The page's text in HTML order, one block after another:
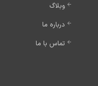
وبلاگ
درباره ما
تماس با ما